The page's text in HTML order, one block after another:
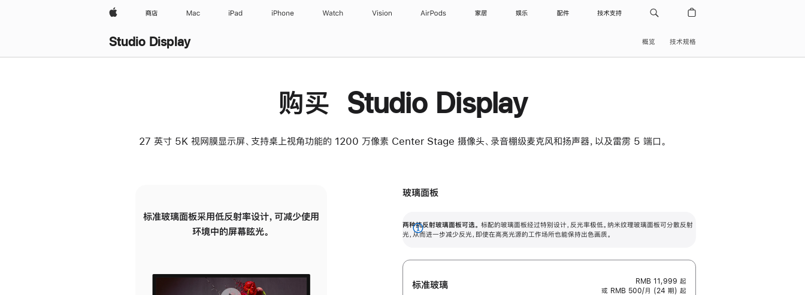
Apple 商店 Mac iPad iPhone Watch Vision AirPods 家居 娱乐 配件 技术支持
Studio Display 概览 技术规格
购买 Studio Display
27 英寸 5K 视网膜显示屏、支持桌上视角功能的 1200 万像素 Center Stage 摄像头、录音棚级麦克风和扬声器，以及雷雳 5 端口。
标准玻璃面板采用低反射率设计，可减少使用
环境中的屏幕眩光。
有高亮光源的场所使用，也能保持出色画质。
玻璃面板
两种抗反射玻璃面板可选。 标配的玻璃面板经过特别设计，反光率极低。纳米纹理玻璃面板可分散反射
光，从而进一步减少反光，即使在高亮光源的工作场所也能保持出色画质。
展
标准玻璃 RMB 11,999 起
或 RMB 500/月 (24 期) 起